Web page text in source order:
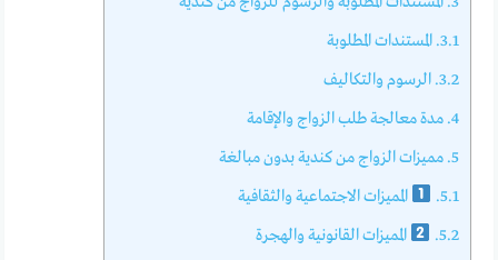
3.1. المستندات المطلوبة
3.2. الرسوم والتكاليف
4. مدة معالجة طلب الزواج والإقامة
5. مميزات الزواج من كندية بدون مبالغة
5.1.
المميزات الاجتماعية والثقافية
5.2.
المميزات القانونية والهجرة